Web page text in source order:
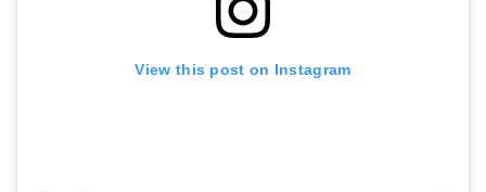
View this post on Instagram